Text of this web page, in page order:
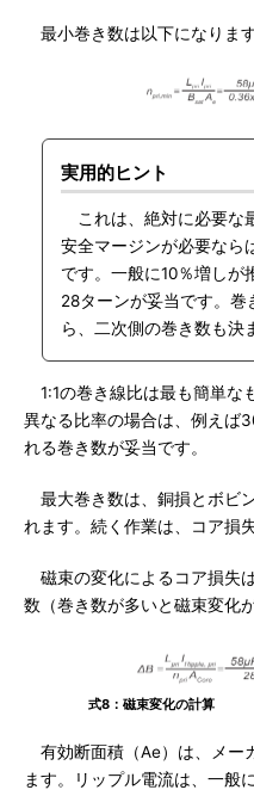
最小巻き数は以下になります
実用的ヒント
これは、絶対に必要な
安全マージンが必要なら
です。一般に10％増しが
28ターンが妥当です。巻
ら、二次側の巻き数も決
1:1の巻き線比は最も簡単な
異なる比率の場合は、例えば
れる巻き数が妥当です。
最大巻き数は、銅損とボビ
れます。続く作業は、コア損
磁束の変化によるコア損失
数（巻き数が多いと磁束変化
式8：磁束変化の計算
有効断面積（Ae）は、メー
ます。リップル電流は、一般